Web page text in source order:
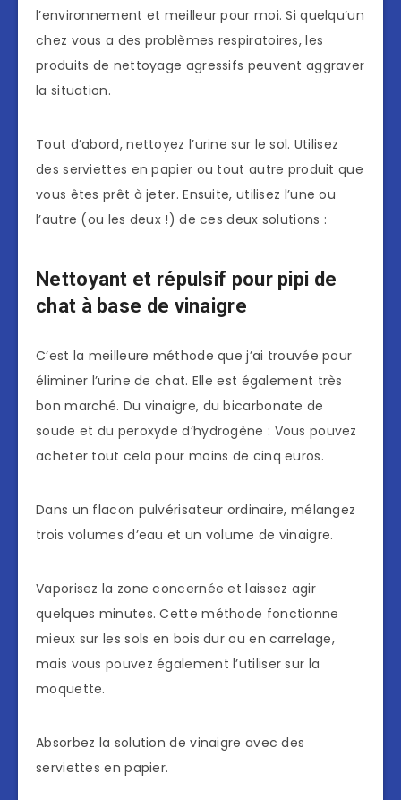
l’environnement et meilleur pour moi. Si quelqu’un
chez vous a des problèmes respiratoires, les
produits de nettoyage agressifs peuvent aggraver
la situation.
Tout d’abord, nettoyez l’urine sur le sol. Utilisez
des serviettes en papier ou tout autre produit que
vous êtes prêt à jeter. Ensuite, utilisez l’une ou
l’autre (ou les deux !) de ces deux solutions :
Nettoyant et répulsif pour pipi de
chat à base de vinaigre
C’est la meilleure méthode que j’ai trouvée pour
éliminer l’urine de chat. Elle est également très
bon marché. Du vinaigre, du bicarbonate de
soude et du peroxyde d’hydrogène : Vous pouvez
acheter tout cela pour moins de cinq euros.
Dans un flacon pulvérisateur ordinaire, mélangez
trois volumes d’eau et un volume de vinaigre.
Vaporisez la zone concernée et laissez agir
quelques minutes. Cette méthode fonctionne
mieux sur les sols en bois dur ou en carrelage,
mais vous pouvez également l’utiliser sur la
moquette.
Absorbez la solution de vinaigre avec des
serviettes en papier.